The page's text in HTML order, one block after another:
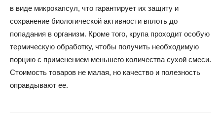
в виде микрокапсул, что гарантирует их защиту и
сохранение биологической активности вплоть до
попадания в организм. Кроме того, крупа проходит особую
термическую обработку, чтобы получить необходимую
порцию с применением меньшего количества сухой смеси.
Стоимость товаров не малая, но качество и полезность
оправдывают ее.